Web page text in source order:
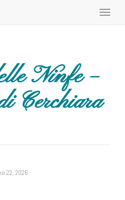
Ninfe –
Cerchiara
22, 2026